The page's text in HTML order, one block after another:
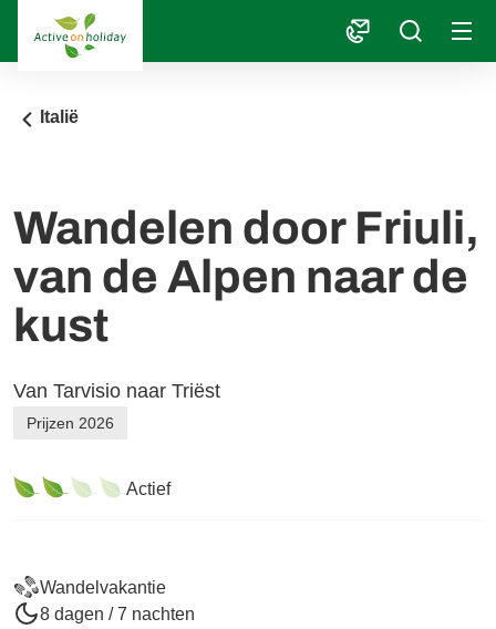
Italië
Wandelen door Friuli,
van de Alpen naar de
kust
Van Tarvisio naar Triëst
Prijzen 2026
Wandelvakantie
8 dagen / 7 nachten
Actief